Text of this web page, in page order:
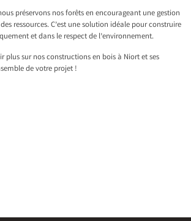
préservons nos forêts en encourageant une gestion
ressources. C’est une solution idéale pour construire
et dans le respect de l’environnement.
plus sur nos constructions en bois à Niort et ses
de votre projet !